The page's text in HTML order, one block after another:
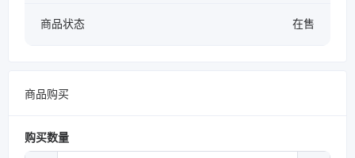
商品状态 在售
商品购买
购买数量